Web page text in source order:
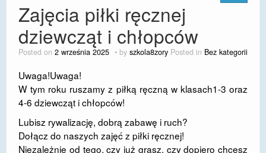
GALERIA
SPORT
DOSTĘPNOŚĆ
POLITYKA PRYWATNOŚCI
RODO
EGZAMIN ÓSMOKLASISTY
Zajęcia piłki ręcznej
dziewcząt i chłopców
Posted on 2 września 2025 by szkola8zory Posted in Bez kategorii
Uwaga!Uwaga!
W tym roku ruszamy z piłką ręczną w klasach1-3 oraz
4-6 dziewcząt i chłopców!
Lubisz rywalizację, dobrą zabawę i ruch?
Dołącz do naszych zajęć z piłki ręcznej!
Niezależnie od tego, czy już grasz, czy dopiero chcesz